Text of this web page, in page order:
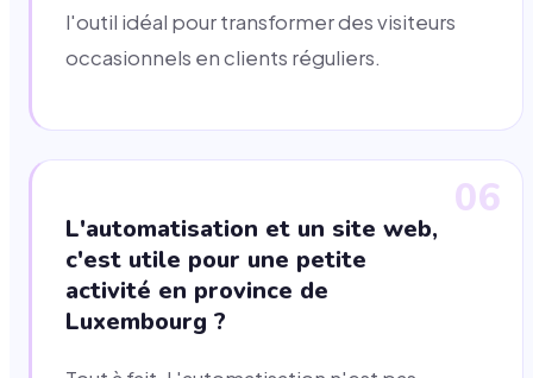
l'outil idéal pour transformer des visiteurs
occasionnels en clients réguliers.
06
L'automatisation et un site web,
c'est utile pour une petite
activité en province de
Luxembourg ?